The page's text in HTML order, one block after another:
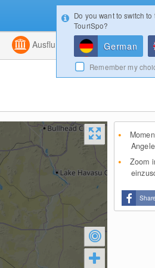
Kombiniert
Ausflugsziele
Zoom
Do you want to switch
TouriSpo?
German
Remember my
Konfigurator